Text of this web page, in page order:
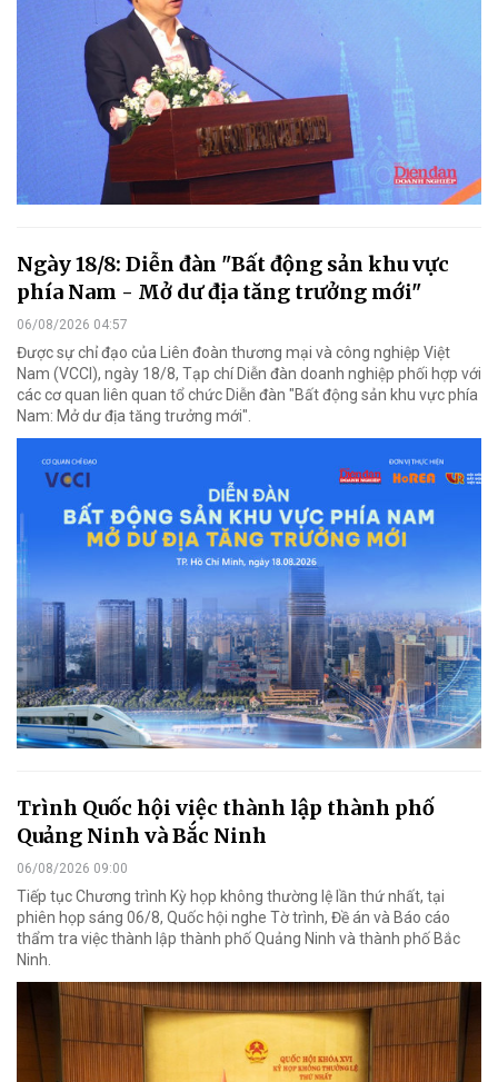
Ngày 18/8: Diễn đàn "Bất động sản khu vực
phía Nam - Mở dư địa tăng trưởng mới"
06/08/2026 04:57
Được sự chỉ đạo của Liên đoàn thương mại và công nghiệp Việt
Nam (VCCI), ngày 18/8, Tạp chí Diễn đàn doanh nghiệp phối hợp với
các cơ quan liên quan tổ chức Diễn đàn "Bất động sản khu vực phía
Nam: Mở dư địa tăng trưởng mới".
Trình Quốc hội việc thành lập thành phố
Quảng Ninh và Bắc Ninh
06/08/2026 09:00
Tiếp tục Chương trình Kỳ họp không thường lệ lần thứ nhất, tại
phiên họp sáng 06/8, Quốc hội nghe Tờ trình, Đề án và Báo cáo
thẩm tra việc thành lập thành phố Quảng Ninh và thành phố Bắc
Ninh.